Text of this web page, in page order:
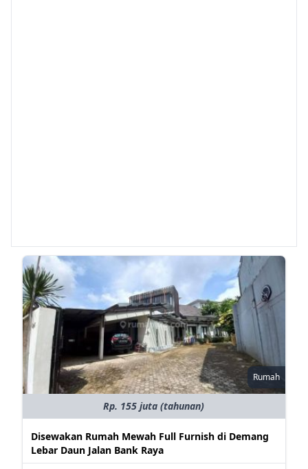
Rumah
Rp. 155 juta (tahunan)
Disewakan Rumah Mewah Full Furnish di Demang
Lebar Daun Jalan Bank Raya